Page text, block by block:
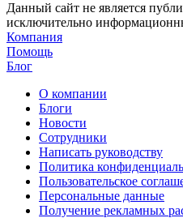
Данный сайт не является
исключительно
Компания
Помощь
Блог
О компании
Блоги
Новости
Сотрудники
Написать руководству
Политика
Пользовательское
Персональные данные
Получение рекламных